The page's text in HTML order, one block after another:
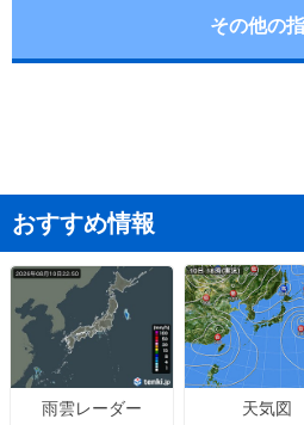
その他の
おすすめ情報
雨雲レーダー 天気図